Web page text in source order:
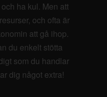
ha kul. Men att
och ofta är
att gå ihop.
du enkelt stötta
som du handlar
dig något extra!